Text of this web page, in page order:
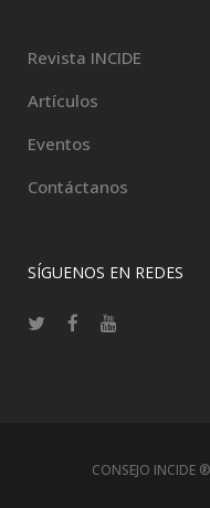
Revista INCIDE
Artículos
Eventos
Contáctanos
SÍGUENOS EN REDES
CONSEJO INCIDE